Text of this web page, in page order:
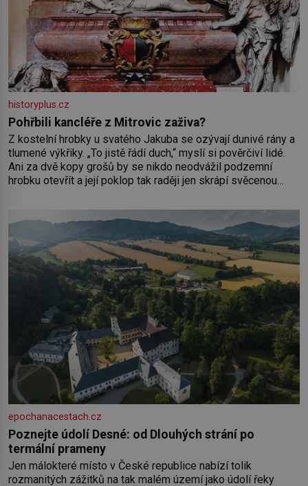
historyplus.cz
Pohřbili kancléře z Mitrovic zaživa?
Z kostelní hrobky u svatého Jakuba se ozývají dunivé rány a
tlumené výkřiky. „To jistě řádí duch,“ myslí si pověrčiví lidé.
Ani za dvě kopy grošů by se nikdo neodvážil podzemní
hrobku otevřít a její poklop tak raději jen skrápí svěcenou
mnoho let později hrobku
epochanacestach.cz
Poznejte údolí Desné: od Dlouhých strání po
termální prameny
Jen málokteré místo v České republice nabízí tolik
rozmanitých zážitků na tak malém území jako údolí řeky